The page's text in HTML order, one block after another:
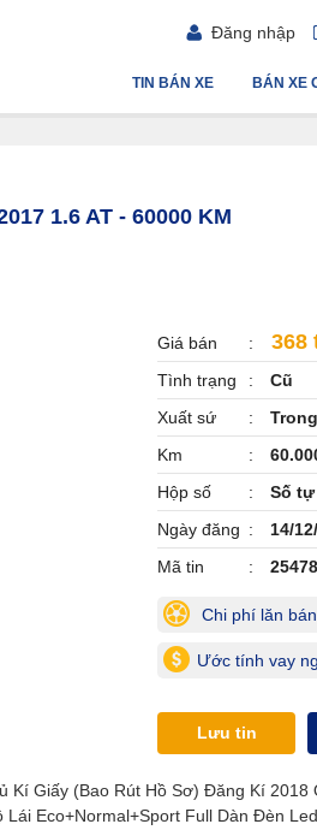
Đăng nhập
BÁN XE
TIN BÁN XE
1.6 AT - 60000 KM
Giá bán 368
Tình trạng
Cũ
Xuất sứ
Km
Hộp số
Số
Ngày đăng
14/
Mã tin
Chi phí lăn
Ước tính vay
Lưu tin
Kí Giấy (Bao Rút Hồ Sơ) Đăng Kí
Eco+Normal+Sport Full Dàn Đèn